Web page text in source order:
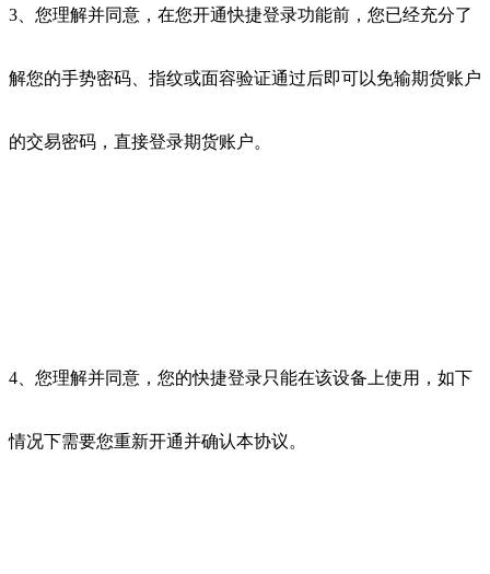
3、您理解并同意，在您开通快捷登录功能前，您已经充分了
解您的手势密码、指纹或面容验证通过后即可以免输期货账户
的交易密码，直接登录期货账户。
4、您理解并同意，您的快捷登录只能在该设备上使用，如下
情况下需要您重新开通并确认本协议。